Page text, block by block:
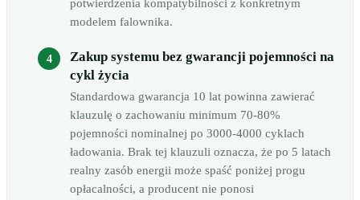
potwierdzenia kompatybilności z konkretnym
modelem falownika.
Zakup systemu bez gwarancji pojemności na
cykl życia
Standardowa gwarancja 10 lat powinna zawierać
klauzulę o zachowaniu minimum 70-80%
pojemności nominalnej po 3000-4000 cyklach
ładowania. Brak tej klauzuli oznacza, że po 5 latach
realny zasób energii może spaść poniżej progu
opłacalności, a producent nie ponosi